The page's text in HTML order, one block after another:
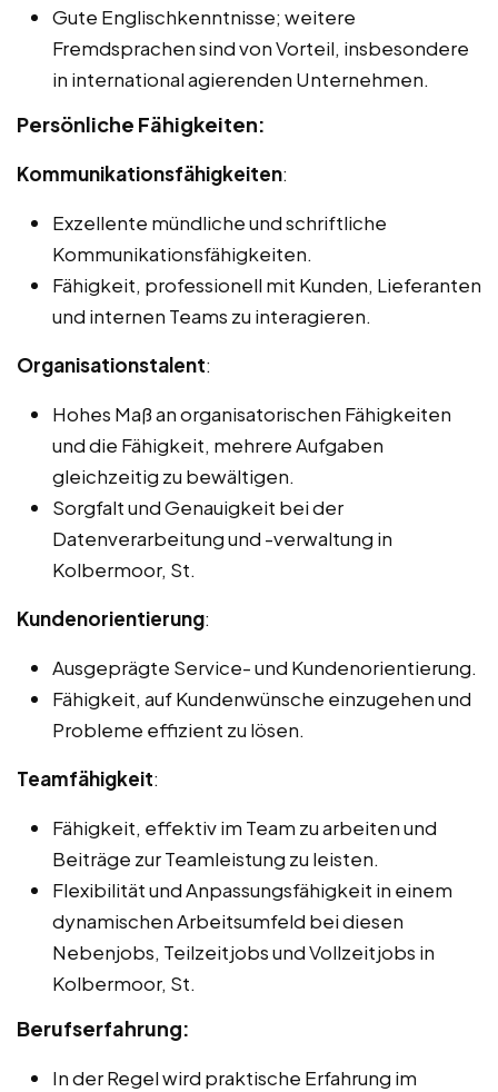
Gute Englischkenntnisse; weitere
Fremdsprachen sind von Vorteil, insbesondere
in international agierenden Unternehmen.
Persönliche Fähigkeiten:
Kommunikationsfähigkeiten:
Exzellente mündliche und schriftliche
Kommunikationsfähigkeiten.
Fähigkeit, professionell mit Kunden, Lieferanten
und internen Teams zu interagieren.
Organisationstalent:
Hohes Maß an organisatorischen Fähigkeiten
und die Fähigkeit, mehrere Aufgaben
gleichzeitig zu bewältigen.
Sorgfalt und Genauigkeit bei der
Datenverarbeitung und -verwaltung in
Kolbermoor, St.
Kundenorientierung:
Ausgeprägte Service- und Kundenorientierung.
Fähigkeit, auf Kundenwünsche einzugehen und
Probleme effizient zu lösen.
Teamfähigkeit:
Fähigkeit, effektiv im Team zu arbeiten und
Beiträge zur Teamleistung zu leisten.
Flexibilität und Anpassungsfähigkeit in einem
dynamischen Arbeitsumfeld bei diesen
Nebenjobs, Teilzeitjobs und Vollzeitjobs in
Kolbermoor, St.
Berufserfahrung:
In der Regel wird praktische Erfahrung im